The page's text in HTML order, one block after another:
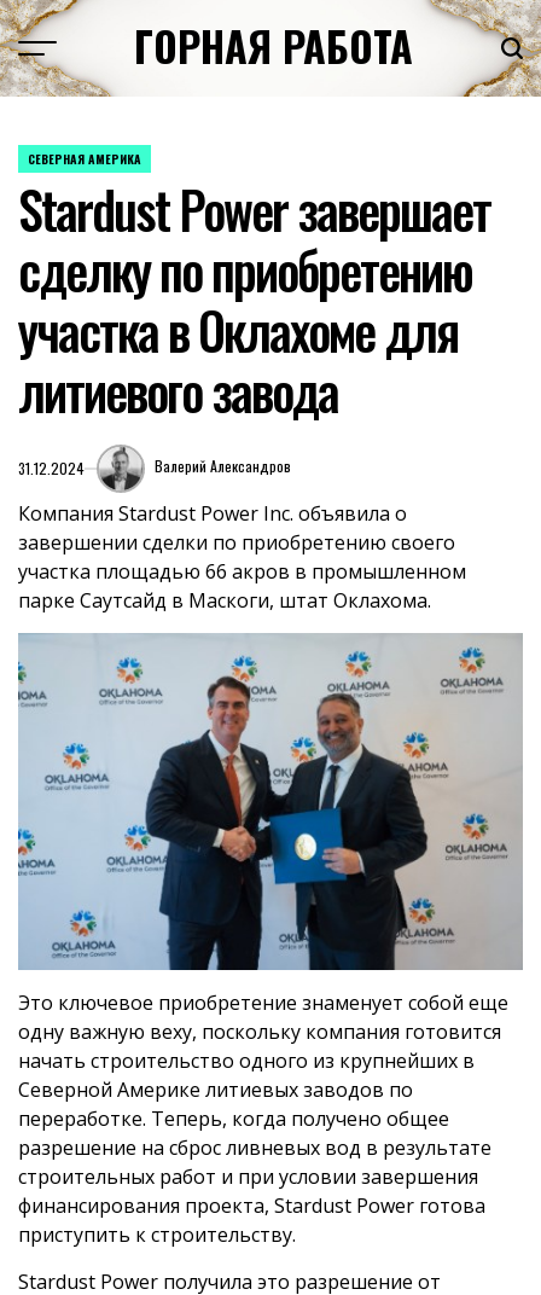
Перейти
к
содержимому
ГОРНАЯ РАБОТА
ОПУБЛИКОВАНО
СЕВЕРНАЯ АМЕРИКА
Stardust Power завершает
сделку по приобретению
участка в Оклахоме для
литиевого завода
31.12.2024 Валерий Александров
Компания Stardust Power Inc. объявила о
завершении сделки по приобретению своего
участка площадью 66 акров в промышленном
парке Саутсайд в Маскоги, штат Оклахома.
Это ключевое приобретение знаменует собой еще
одну важную веху, поскольку компания готовится
начать строительство одного из крупнейших в
Северной Америке литиевых заводов по
переработке. Теперь, когда получено общее
разрешение на сброс ливневых вод в результате
строительных работ и при условии завершения
финансирования проекта, Stardust Power готова
приступить к строительству.
Stardust Power получила это разрешение от